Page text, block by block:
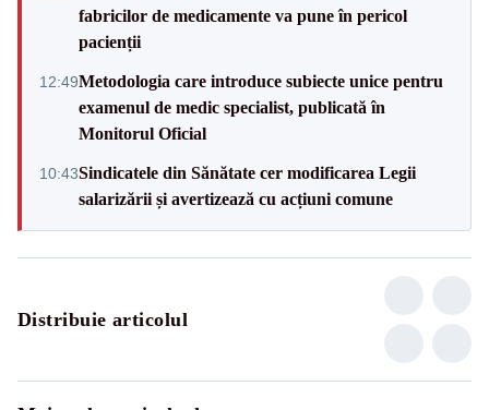
fabricilor de medicamente va pune în pericol
pacienții
12:49Metodologia care introduce subiecte unice pentru
examenul de medic specialist, publicată în
Monitorul Oficial
10:43Sindicatele din Sănătate cer modificarea Legii
salarizării și avertizează cu acțiuni comune
Distribuie articolul